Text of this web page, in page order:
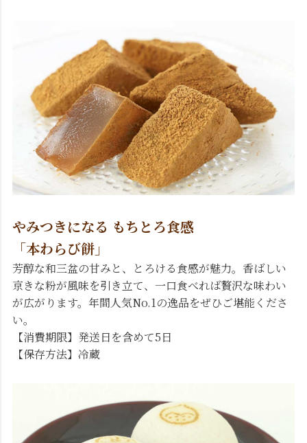
やみつきになる もちとろ食感
「本わらび餅」
芳醇な和三盆の甘みと、とろける食感が魅力。香ばしい
京きな粉が風味を引き立て、一口食べれば贅沢な味わい
が広がります。年間人気No.1の逸品をぜひご堪能くださ
い。
【消費期限】発送日を含めて5日
【保存方法】冷蔵